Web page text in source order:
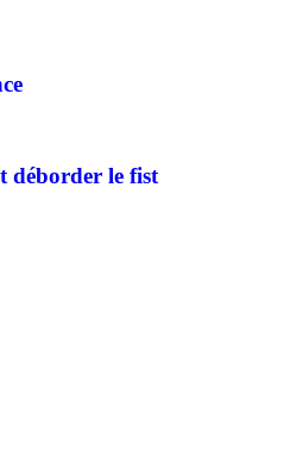
déborder le fist